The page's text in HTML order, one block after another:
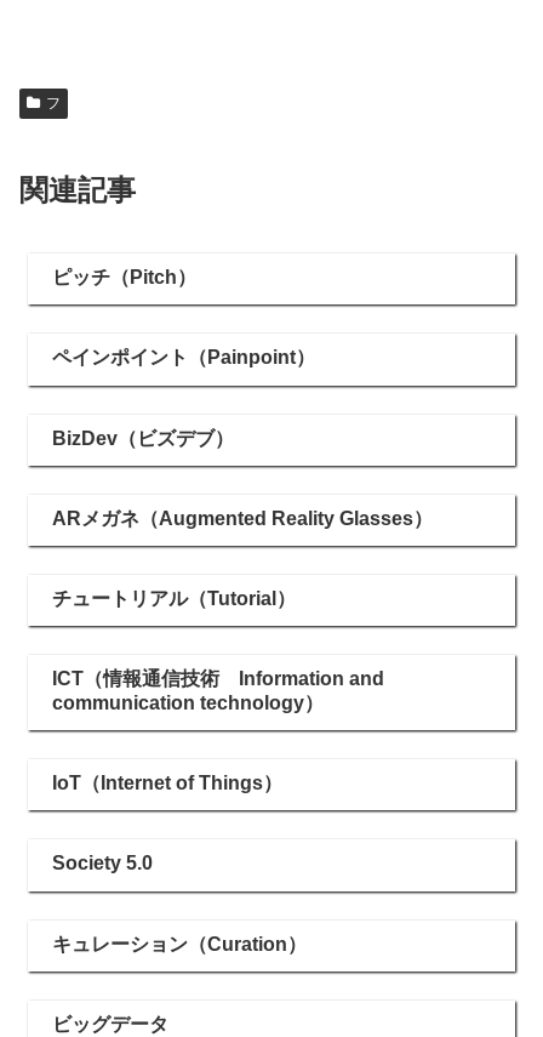
フ
関連記事
ピッチ（Pitch）
ペインポイント（Painpoint）
BizDev（ビズデブ）
ARメガネ（Augmented Reality Glasses）
チュートリアル（Tutorial）
ICT（情報通信技術 Information and
communication technology）
IoT（Internet of Things）
Society 5.0
キュレーション（Curation）
ビッグデータ